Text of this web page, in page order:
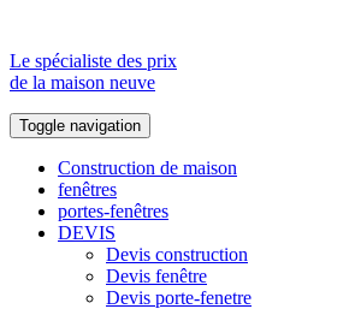
Le spécialiste des prix
de la maison neuve
Toggle navigation
Construction de maison
fenêtres
portes-fenêtres
DEVIS
Devis construction
Devis fenêtre
Devis porte-fenetre